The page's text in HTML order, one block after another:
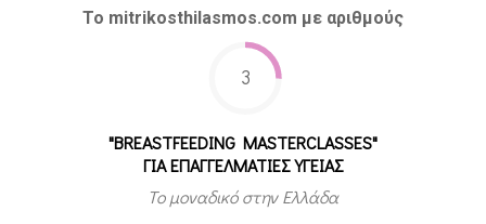
Το mitrikosthilasmos.com με αριθμούς
3
"BREASTFEEDING MASTERCLASSES"
ΓΙΑ ΕΠΑΓΓΕΛΜΑΤΙΕΣ ΥΓΕΙΑΣ
Το μοναδικό στην Ελλάδα